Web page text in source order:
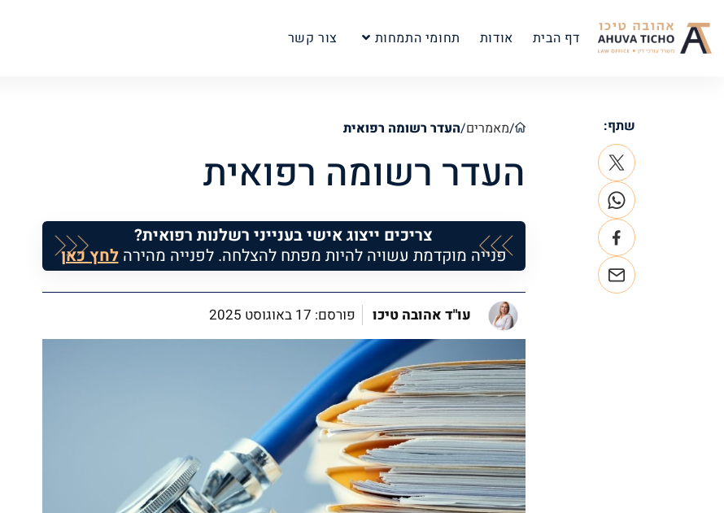
דף הבית אודות תחומי התמחות צור קשר
שתף: /מאמרים/העדר רשומה רפואית
העדר רשומה רפואית
צריכים ייצוג אישי בענייני רשלנות רפואית?
פנייה מוקדמת עשויה להיות מפתח להצלחה. לפנייה מהירהלחץ כאן
עו"ד אהובה טיכו פורסם: 17 באוגוסט 2025